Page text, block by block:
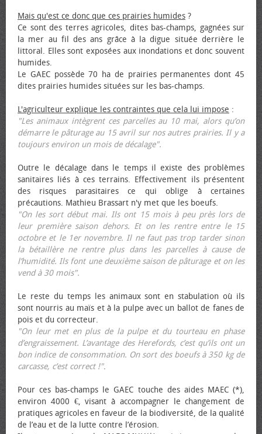
Mais qu'est ce donc que ces prairies humides ?
Ce sont des terres agricoles, dites bas-champs, gagnées sur
la mer au fil des ans grâce à la digue située derrière le
littoral. Elles sont exposées aux inondations et donc souvent
humides.
Le GAEC possède 70 ha de prairies permanentes dont 45
dites prairies humides situées sur les bas-champs.
L'agriculteur explique les contraintes que cela lui impose :
"Les animaux intègrent ces parcelles au 10 mai, alors qu’on
démarre le pâturage au 15 avril sur nos autres prairies. Il y a
toujours environ un mois de décalage".
Outre le décalage dans le temps il existe des problèmes
sanitaires liés à ces terrains. Effectivement ils présentent
des risques parasitaires ce qui oblige à certaines
précautions. Mathieu Brassart n'y met que les bœufs.
"On les sort début mai. Ils ont 15 mois à peu près lors de
leur première saison dehors. Et on les rentre entre le 15
octobre et le 1er novembre. Il ne faut pas trop tarder sinon
la bétaillère ne rentre plus dans les parcelles à cause de
l’humidité. Ils font une deuxième saison de pâturage et on les
vend à 30 mois".
Le reste du temps les animaux sont en stabulation où ils
sont nourris au maïs et à la pulpe avec un ballot de fanes de
pois et du correcteur.
"On leur met en plus de la pulpe et du tourteau en phase
d’engraissement. L’avantage des Herefords, c’est qu’ils ont un
bon indice de consommation. On sort des bœufs à 350 kg de
carcasse, c’est correct !".
Pour ces bas-champs le GAEC touche des aides MAEC (*),
environ 4000 €, visant à accompagner le changement de
pratiques agricoles en faveur de la biodiversité, de la qualité
de l’eau et de la lutte contre l’érosion.